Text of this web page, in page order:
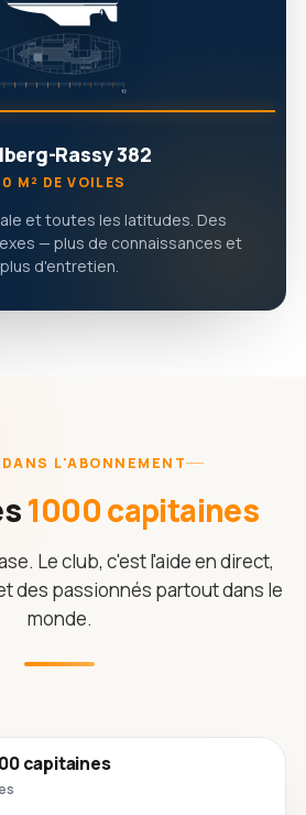
Rassy 382
M² DE VOILES
et toutes les latitudes. Des
— plus de connaissances et
plus d'entretien.
L'ABONNEMENT
1000 capitaines
Le club, c'est l'aide en direct,
des passionnés partout dans le
monde.
capitaines